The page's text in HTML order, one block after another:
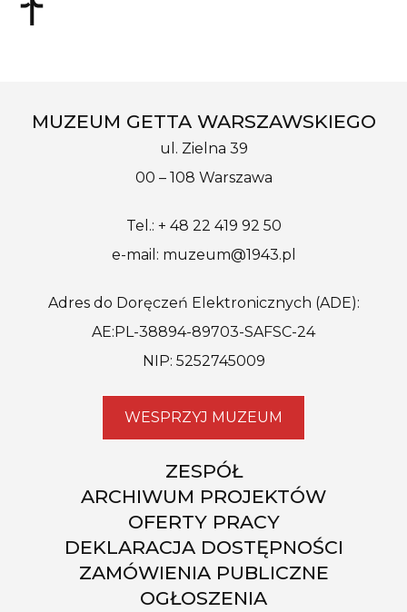
MUZEUM GETTA WARSZAWSKIEGO
ul. Zielna 39
00 – 108 Warszawa
Tel.: + 48 22 419 92 50
e-mail: muzeum@1943.pl
Adres do Doręczeń Elektronicznych (ADE):
AE:PL-38894-89703-SAFSC-24
NIP: 5252745009
WESPRZYJ MUZEUM
ZESPÓŁ
ARCHIWUM PROJEKTÓW
OFERTY PRACY
DEKLARACJA DOSTĘPNOŚCI
ZAMÓWIENIA PUBLICZNE
OGŁOSZENIA